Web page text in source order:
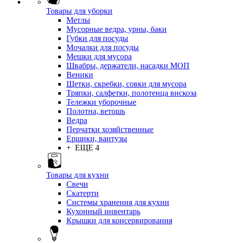
Товары для уборки
Метлы
Мусорные ведра, урны, баки
Губки для посуды
Мочалки для посуды
Мешки для мусора
Швабры, держатели, насадки МОП
Веники
Щетки, скребки, совки для мусора
Тряпки, салфетки, полотенца вискоза
Тележки уборочные
Полотна, ветошь
Ведра
Перчатки хозяйственные
Ершики, вантузы
+ ЕЩЕ 4
Товары для кухни
Свечи
Скатерти
Системы хранения для кухни
Кухонный инвентарь
Крышки для консервирования